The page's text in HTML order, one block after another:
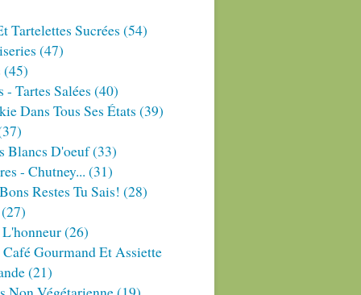
Tartelettes Sucrées (54)
(47)
(45)
- Tartes Salées (40)
Dans Tous Ses États (39)
Blancs D'oeuf(33)
- Chutney... (31)
Restes Tu Sais! (28)
(27)
(26)
Gourmand Et Assiette
(21)